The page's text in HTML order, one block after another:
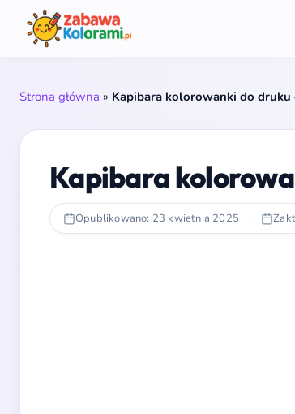
Strona główna » Kapibara kolorowanki do druku
Kapibara
Opublikowano: 23 kwietnia 2025 |